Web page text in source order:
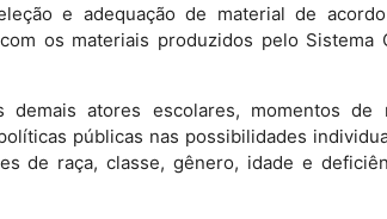
e adequação de material de
os materiais produzidos pelo Sistema
atores escolares, momentos de
públicas nas possibilidades
de raça, classe, gênero, idade e